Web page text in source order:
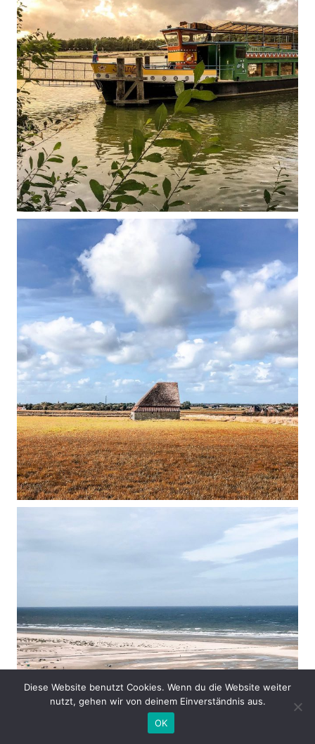
Diese Website benutzt Cookies. Wenn du die Website weiter
nutzt, gehen wir von deinem Einverständnis aus.
OK